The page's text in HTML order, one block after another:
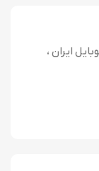
ایران ،